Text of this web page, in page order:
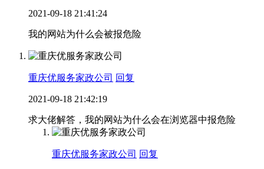
2021-09-18 21:41:24
我的网站为什么会被报危险
重庆优服务家政公司 回复
2021-09-18 21:42:19
求大佬解答，我的网站为什么会在浏览器中报危险
重庆优服务家政公司 回复